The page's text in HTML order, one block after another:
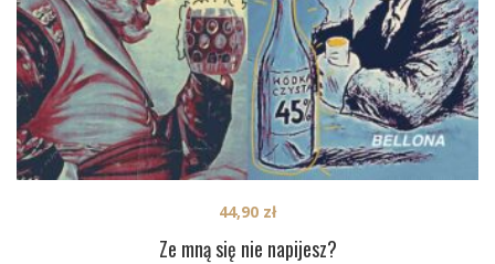
Ze mną się nie napijesz?
44,90 zł